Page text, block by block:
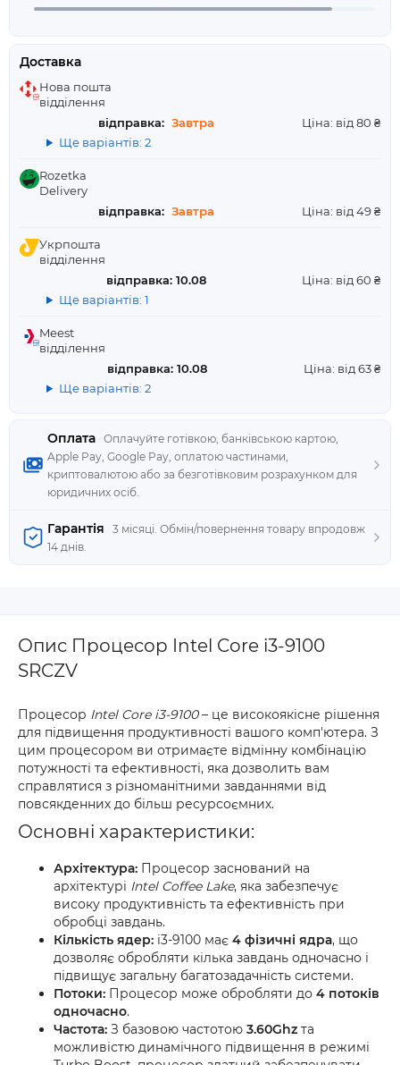
Оплата Оплачуйте готівкою, банківською картою,
Apple Pay, Google Pay, оплатою частинами,
криптовалютою або за безготівковим розрахунком для
юридичних осіб.
Доставка
Нова пошта
відділення
відправка: Завтра
Ціна: від 80 ₴
Ще варіантів: 2
Rozetka
Delivery
відправка: Завтра Ціна: від 49 ₴
Укрпошта
відділення
відправка: 10.08
Ціна: від 60 ₴
Ще варіантів: 1
Meest
відділення
відправка: 10.08
Ціна: від 63 ₴
Ще варіантів: 2
Гарантія
3 місяці. Обмін/повернення товару впродовж
14 днів.
Опис Процесор Intel Core i3-9100
SRCZV
Процесор Intel Core i3-9100– це високоякісне рішення
для підвищення продуктивності вашого комп'ютера. З
цим процесором ви отримаєте відмінну комбінацію
потужності та ефективності, яка дозволить вам
справлятися з різноманітними завданнями від
повсякденних до більш ресурсоємних.
Основні характеристики:
Архітектура: Процесор заснований на
архітектурі Intel Coffee Lake, яка забезпечує
високу продуктивність та ефективність при
обробці завдань.
Кількість ядер: i3-9100 має 4 фізичні ядра, що
дозволяє обробляти кілька завдань одночасно і
підвищує загальну багатозадачність системи.
Потоки: Процесор може обробляти до 4 потоків
одночасно.
Частота: З базовою частотою 3.60Ghz та
можливістю динамічного підвищення в режимі